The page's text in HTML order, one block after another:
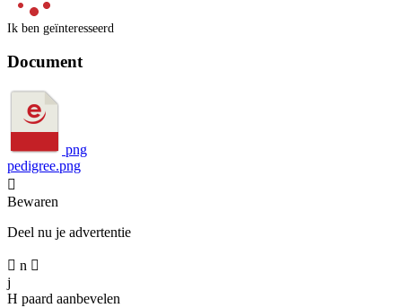
Ik ben geïnteresseerd
Document
png
pedigree.png

Bewaren
Deel nu je advertentie
 n 
j
H paard aanbevelen